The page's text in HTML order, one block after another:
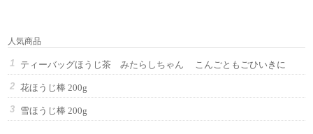
人気商品
ティーバッグほうじ茶 みたらしちゃん こんごともごひいきに
花ほうじ棒 200g
雪ほうじ棒 200g